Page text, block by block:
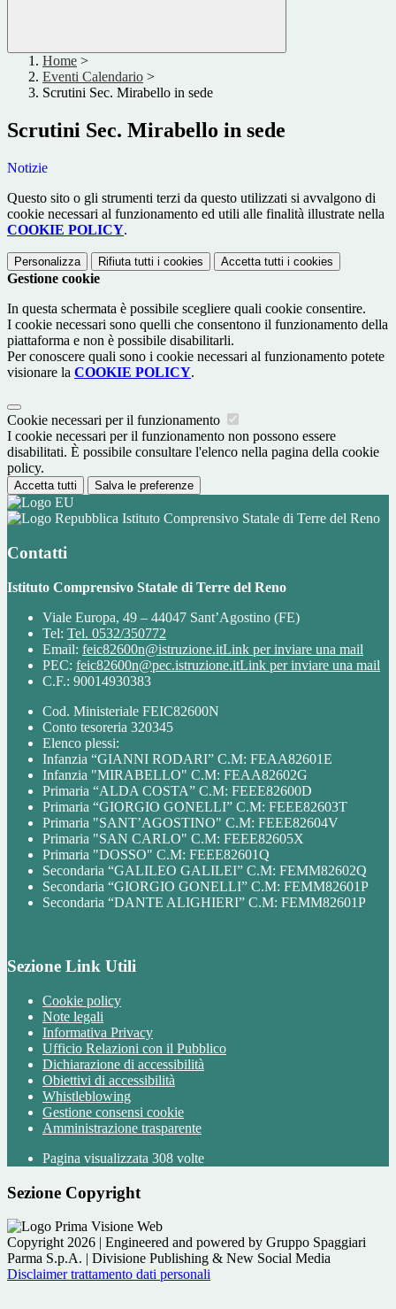
Home >
Eventi Calendario >
Scrutini Sec. Mirabello in sede
Scrutini Sec. Mirabello in sede
Notizie
Questo sito o gli strumenti terzi da questo utilizzati si avvalgono di
cookie necessari al funzionamento ed utili alle finalità illustrate nella
COOKIE POLICY.
Personalizza Rifiuta tutti i cookies Accetta tutti i cookies
Gestione cookie
In questa schermata è possibile scegliere quali cookie consentire.
I cookie necessari sono quelli che consentono il funzionamento della
piattaforma e non è possibile disabilitarli.
Per conoscere quali sono i cookie necessari al funzionamento potete
visionare la COOKIE POLICY.
Cookie necessari per il funzionamento
I cookie necessari per il funzionamento non possono essere
disabilitati. È possibile consultare l'elenco nella pagina della cookie
policy.
Accetta tutti Salva le preferenze
Istituto Comprensivo Statale di Terre del Reno
Contatti
Istituto Comprensivo Statale di Terre del Reno
Viale Europa, 49 – 44047 Sant’Agostino (FE)
Tel: Tel. 0532/350772
Email: feic82600n@istruzione.itLink per inviare una mail
PEC: feic82600n@pec.istruzione.itLink per inviare una mail
C.F.: 90014930383
Cod. Ministeriale FEIC82600N
Conto tesoreria 320345
Elenco plessi:
Infanzia “GIANNI RODARI” C.M: FEAA82601E
Infanzia "MIRABELLO" C.M: FEAA82602G
Primaria “ALDA COSTA” C.M: FEEE82600D
Primaria “GIORGIO GONELLI” C.M: FEEE82603T
Primaria "SANT’AGOSTINO" C.M: FEEE82604V
Primaria "SAN CARLO" C.M: FEEE82605X
Primaria "DOSSO" C.M: FEEE82601Q
Secondaria “GALILEO GALILEI” C.M: FEMM82602Q
Secondaria “GIORGIO GONELLI” C.M: FEMM82601P
Secondaria “DANTE ALIGHIERI” C.M: FEMM82601P
Sezione Link Utili
Cookie policy
Note legali
Informativa Privacy
Ufficio Relazioni con il Pubblico
Dichiarazione di accessibilità
Obiettivi di accessibilità
Whistleblowing
Gestione consensi cookie
Amministrazione trasparente
Pagina visualizzata 308 volte
Sezione Copyright
Copyright 2026 | Engineered and powered by Gruppo Spaggiari
Parma S.p.A. | Divisione Publishing & New Social Media
Disclaimer trattamento dati personali